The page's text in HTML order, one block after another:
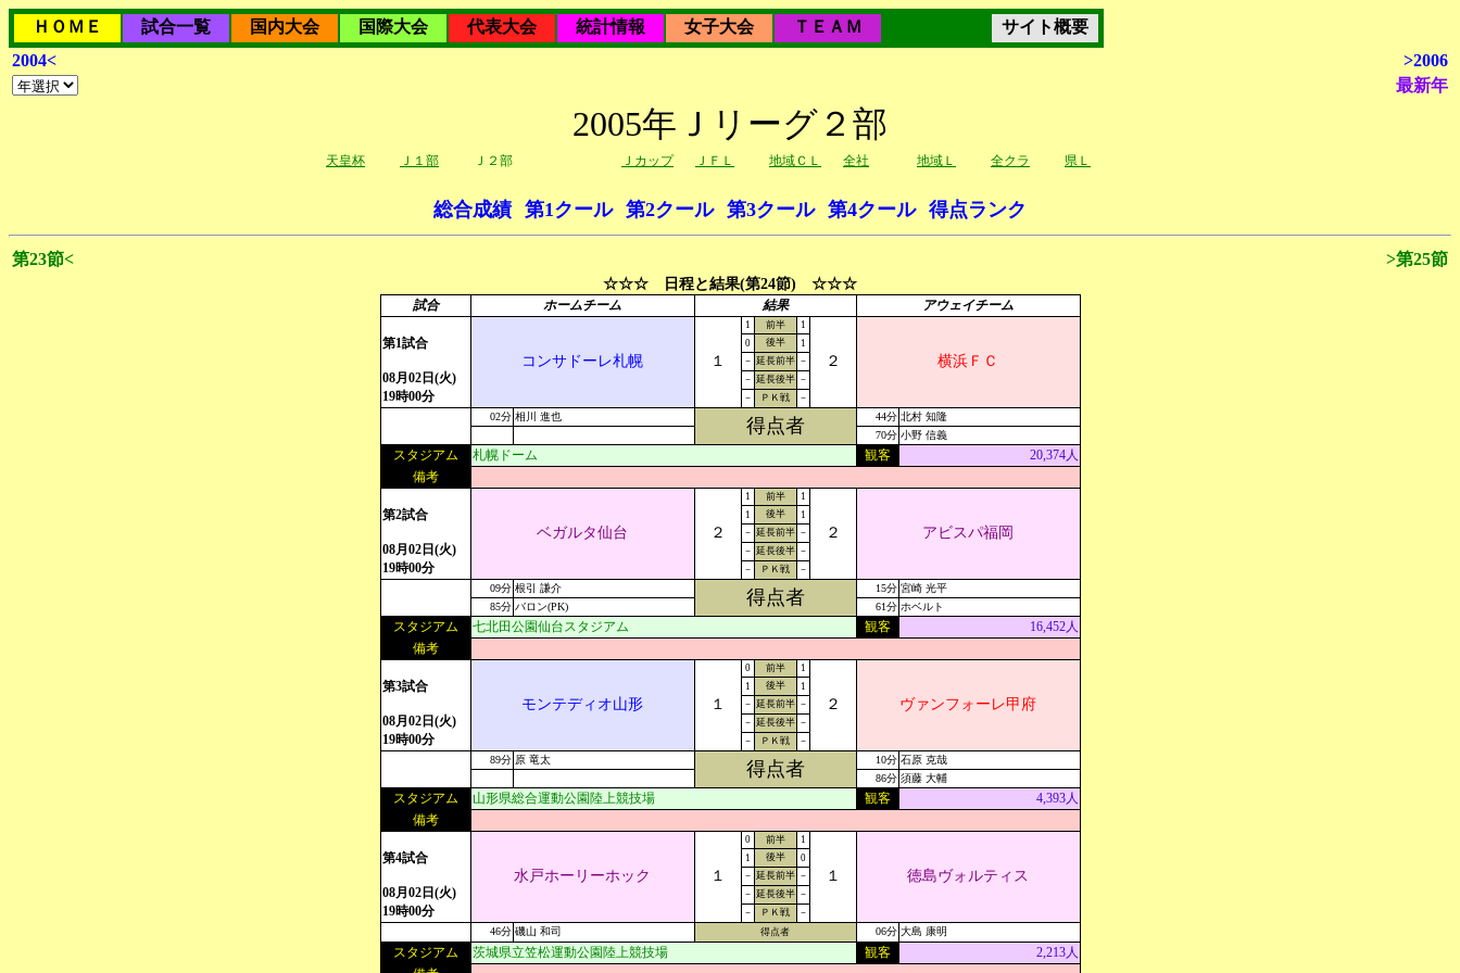
ＨＯＭＥ 試合一覧 国内大会 国際大会 代表大会 統計情報 女子大会 ＴＥＡＭ
サイト概要
2004<
>2006
最新年
2005年Ｊリーグ２部
天皇杯 Ｊ１部 Ｊ２部 Ｊカップ ＪＦＬ 地域ＣＬ 全社 地域Ｌ 全クラ 県Ｌ
総合成績 第1クール 第2クール 第3クール 第4クール 得点ランク
第23節< >第25節
☆☆☆ 日程と結果(第24節) ☆☆☆
試合 ホームチーム 結果 アウェイチーム
第1試合
08月02日(火)
19時00分
コンサドーレ札幌 １
1 前半 1
２ 横浜ＦＣ
0 後半
1
－ 延長前半 －
－ 延長後半 －
－
ＰＫ戦 －
02分 相川 進也 得点者 44分 北村 知隆
70分 小野 信義
スタジアム 札幌ドーム 観客
20,374人
備考
第2試合
08月02日(火)
19時00分
ベガルタ仙台 ２
1 前半 1
２ アビスパ福岡
1 後半
1
－ 延長前半 －
－ 延長後半 －
－
ＰＫ戦 －
09分 根引 謙介 得点者 15分 宮崎 光平
85分 バロン(PK) 61分 ホベルト
スタジアム 七北田公園仙台スタジアム 観客
16,452人
備考
第3試合
08月02日(火)
19時00分
モンテディオ山形 １
0 前半 1
２ ヴァンフォーレ甲府
1 後半
1
－ 延長前半 －
－ 延長後半 －
－
ＰＫ戦 －
89分 原 竜太 得点者 10分 石原 克哉
86分 須藤 大輔
スタジアム 山形県総合運動公園陸上競技場 観客
4,393人
備考
第4試合
08月02日(火)
19時00分
水戸ホーリーホック １
0 前半 1
１ 徳島ヴォルティス
1 後半
0
－ 延長前半 －
－ 延長後半 －
－
ＰＫ戦 －
46分 磯山 和司 得点者 06分 大島 康明
スタジアム 茨城県立笠松運動公園陸上競技場 観客
2,213人